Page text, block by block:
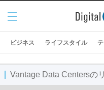
メニ
ュー
ビジネス ライフスタイル
Vantage Data Centersの